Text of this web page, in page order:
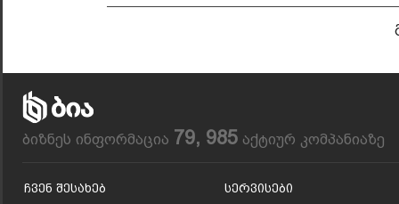
ბიზნეს ინფორმაცია 79, 985 აქტიურ კომპანიაზე
Ჩვენ Შესახებ
Სერვისები